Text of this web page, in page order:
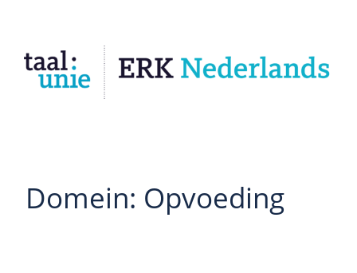
Domein: Opvoeding